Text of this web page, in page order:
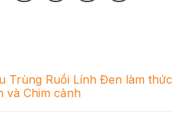
Trùng Ruồi Lính Đen làm thức
và Chim cảnh